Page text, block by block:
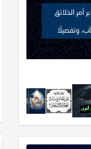
أمر الخلائق
وتفصيلًا